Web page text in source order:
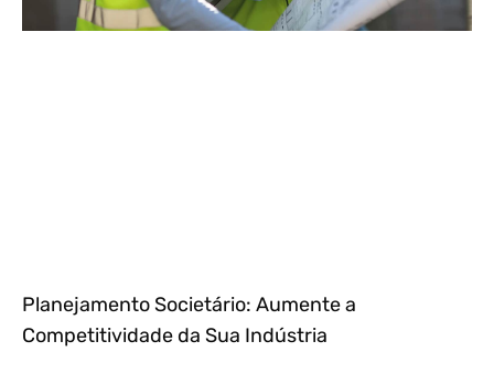
Planejamento Societário: Aumente a
Competitividade da Sua Indústria